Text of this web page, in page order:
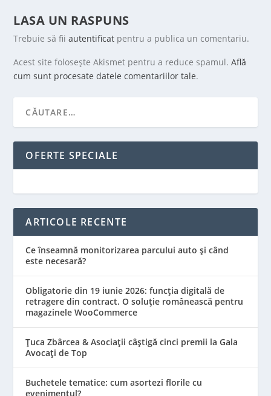
LASA UN RASPUNS
Trebuie să fiiautentificat pentru a publica un comentariu.
Acest site folosește Akismet pentru a reduce spamul.Află
cum sunt procesate datele comentariilor tale.
OFERTE SPECIALE
ARTICOLE RECENTE
Ce înseamnă monitorizarea parcului auto și când
este necesară?
Obligatorie din 19 iunie 2026: funcția digitală de
retragere din contract. O soluție românească pentru
magazinele WooCommerce
Țuca Zbârcea & Asociații câștigă cinci premii la Gala
Avocați de Top
Buchetele tematice: cum asortezi florile cu
evenimentul?